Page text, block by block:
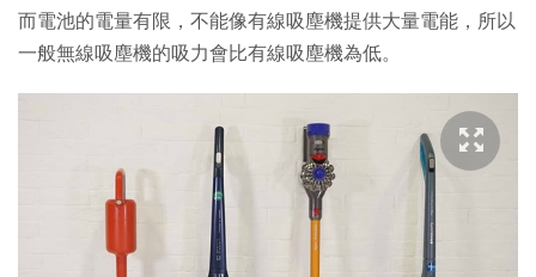
而電池的電量有限，不能像有線吸塵機提供大量電能，所以
一般無線吸塵機的吸力會比有線吸塵機為低。